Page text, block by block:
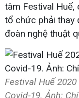
tâm Festival Huế,
tổ chức phải thay
đoàn nghệ thuật
Festival Huế
Covid-19. Ảnh: